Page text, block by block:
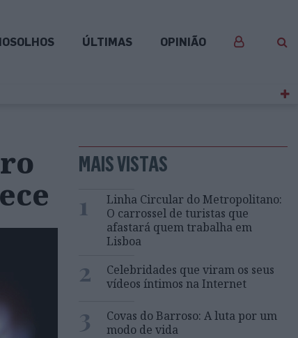
ÚLTIMAS OPINIÃO
MAIS VISTAS
1
Linha Circular do Metropolitano:
O carrossel de turistas que
afastará quem trabalha em
Lisboa
2
Celebridades que viram os seus
vídeos íntimos na Internet
3
Covas do Barroso: A luta por um
modo de vida